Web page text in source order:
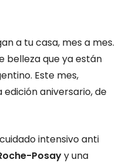
a tu casa, mes a mes.
belleza que ya están
Este mes,
edición aniversario, de
intensivo anti
Posayy una